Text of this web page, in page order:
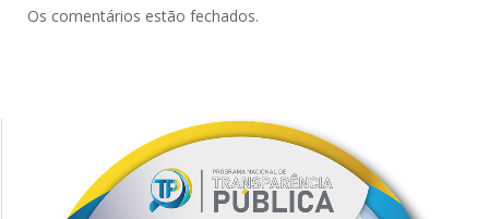
Os comentários estão fechados.